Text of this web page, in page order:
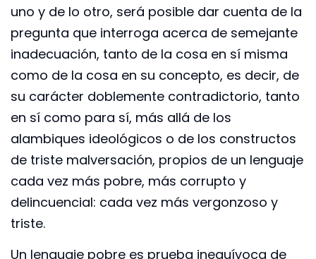
uno y de lo otro, será posible dar cuenta de la
pregunta que interroga acerca de semejante
inadecuación, tanto de la cosa en sí misma
como de la cosa en su concepto, es decir, de
su carácter doblemente contradictorio, tanto
en sí como para sí, más allá de los
alambiques ideológicos o de los constructos
de triste malversación, propios de un lenguaje
cada vez más pobre, más corrupto y
delincuencial: cada vez más vergonzoso y
triste.
Un lenguaje pobre es prueba inequívoca de